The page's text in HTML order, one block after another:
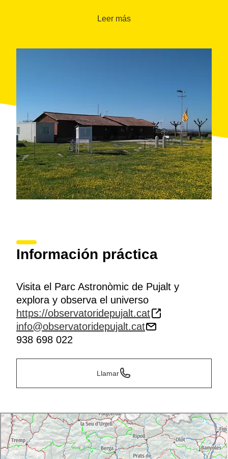
constelaciones a ojo desnudo, para acabar
Pujalt también organiza visitas meteorológicas y
visitas astrometeorológicas, para conocer también su
observatorio meteorológico.
Leer más
Información práctica
Visita el Parc Astronòmic de Pujalt y
explora y observa el universo
https://observatoridepujalt.cat
info@observatoridepujalt.cat
938 698 022
Llamar